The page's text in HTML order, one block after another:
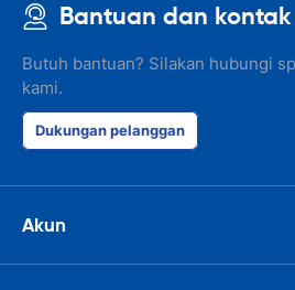
Bantuan dan kontak
Butuh bantuan? Silakan hubungi
kami.
Dukungan pelanggan
Akun